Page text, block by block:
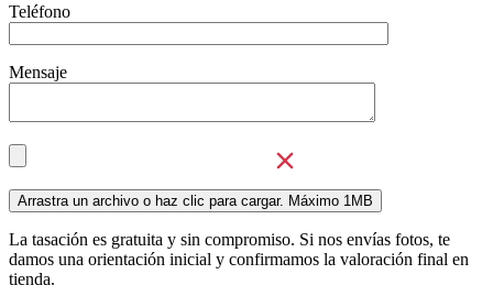
Teléfono
Mensaje
La tasación es gratuita y sin compromiso. Si nos envías fotos, te
damos una orientación inicial y confirmamos la valoración final en
tienda.